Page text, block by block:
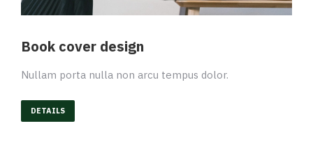
Book cover design
Nullam porta nulla non arcu tempus dolor.
DETAILS